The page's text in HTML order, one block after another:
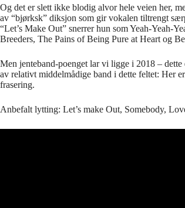
Og det er slett ikke blodig alvor hele veien her,
av “bjørksk” diksjon som gir vokalen tiltrengt
“Let’s Make Out” snerrer hun som Yeah-Yeah-
Breeders, The Pains of Being Pure at Heart og
Men jenteband-poenget lar vi ligge i 2018 –
av relativt middelmådige band i dette feltet: Her
frasering.
Anbefalt lytting: Let’s make Out, Somebody,